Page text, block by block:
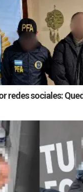
redes sociales: